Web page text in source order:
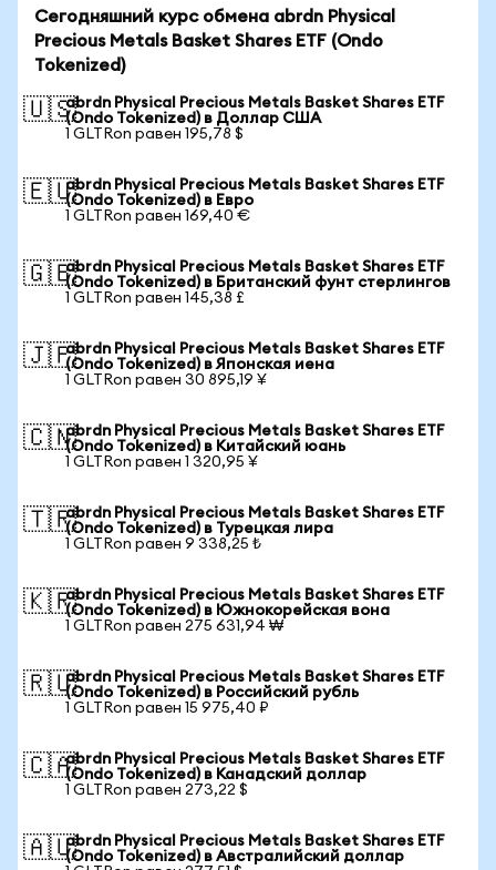
Сегодняшний курс обмена abrdn Physical
Precious Metals Basket Shares ETF (Ondo
Tokenized)
🇺🇸abrdn Physical Precious Metals Basket Shares ETF
(Ondo Tokenized) в Доллар США
1 GLTRon равен 195,78 $
🇪🇺abrdn Physical Precious Metals Basket Shares ETF
(Ondo Tokenized) в Евро
1 GLTRon равен 169,40 €
🇬🇧abrdn Physical Precious Metals Basket Shares ETF
(Ondo Tokenized) в Британский фунт стерлингов
1 GLTRon равен 145,38 £
🇯🇵abrdn Physical Precious Metals Basket Shares ETF
(Ondo Tokenized) в Японская иена
1 GLTRon равен 30 895,19 ¥
🇨🇳abrdn Physical Precious Metals Basket Shares ETF
(Ondo Tokenized) в Китайский юань
1 GLTRon равен 1 320,95 ¥
🇹🇷abrdn Physical Precious Metals Basket Shares ETF
(Ondo Tokenized) в Турецкая лира
1 GLTRon равен 9 338,25 ₺
🇰🇷abrdn Physical Precious Metals Basket Shares ETF
(Ondo Tokenized) в Южнокорейская вона
1 GLTRon равен 275 631,94 ₩
🇷🇺abrdn Physical Precious Metals Basket Shares ETF
(Ondo Tokenized) в Российский рубль
1 GLTRon равен 15 975,40 ₽
🇨🇦abrdn Physical Precious Metals Basket Shares ETF
(Ondo Tokenized) в Канадский доллар
1 GLTRon равен 273,22 $
🇦🇺abrdn Physical Precious Metals Basket Shares ETF
(Ondo Tokenized) в Австралийский доллар